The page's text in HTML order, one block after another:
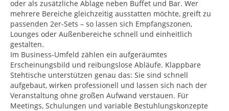
oder als zusätzliche Ablage neben Buffet und Bar. Wer
mehrere Bereiche gleichzeitig ausstatten möchte, greift zu
passenden 2er-Sets – so lassen sich Empfangszonen,
Lounges oder Außenbereiche schnell und einheitlich
gestalten.
Im Business-Umfeld zählen ein aufgeräumtes
Erscheinungsbild und reibungslose Abläufe. Klappbare
Stehtische unterstützen genau das: Sie sind schnell
aufgebaut, wirken professionell und lassen sich nach der
Veranstaltung ohne großen Aufwand verstauen. Für
Meetings, Schulungen und variable Bestuhlungskonzepte